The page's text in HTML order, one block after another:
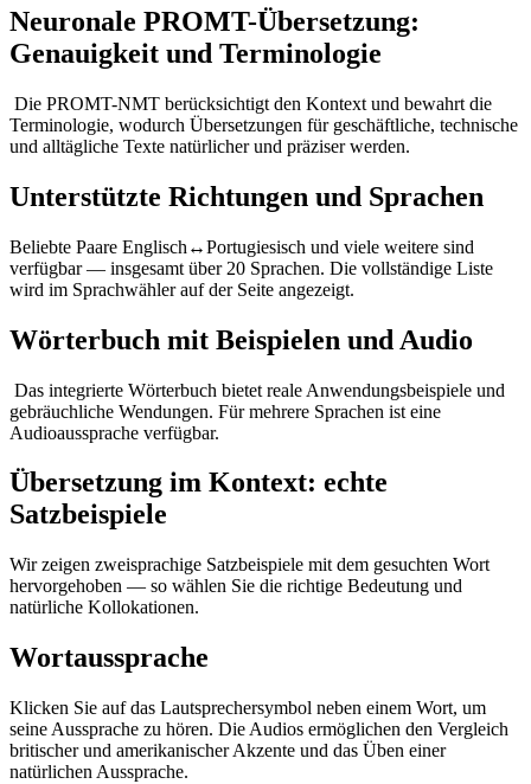
Neuronale PROMT-Übersetzung:
Genauigkeit und Terminologie
Die PROMT-NMT berücksichtigt den Kontext und bewahrt die
Terminologie, wodurch Übersetzungen für geschäftliche, technische
und alltägliche Texte natürlicher und präziser werden.
Unterstützte Richtungen und Sprachen
Beliebte Paare Englisch↔Portugiesisch und viele weitere sind
verfügbar — insgesamt über 20 Sprachen. Die vollständige Liste
wird im Sprachwähler auf der Seite angezeigt.
Wörterbuch mit Beispielen und Audio
Das integrierte Wörterbuch bietet reale Anwendungsbeispiele und
gebräuchliche Wendungen. Für mehrere Sprachen ist eine
Audioaussprache verfügbar.
Übersetzung im Kontext: echte
Satzbeispiele
Wir zeigen zweisprachige Satzbeispiele mit dem gesuchten Wort
hervorgehoben — so wählen Sie die richtige Bedeutung und
natürliche Kollokationen.
Wortaussprache
Klicken Sie auf das Lautsprechersymbol neben einem Wort, um
seine Aussprache zu hören. Die Audios ermöglichen den Vergleich
britischer und amerikanischer Akzente und das Üben einer
natürlichen Aussprache.